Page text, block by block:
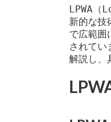
LPWA
新的な技
で広範囲
されてい
解説し、